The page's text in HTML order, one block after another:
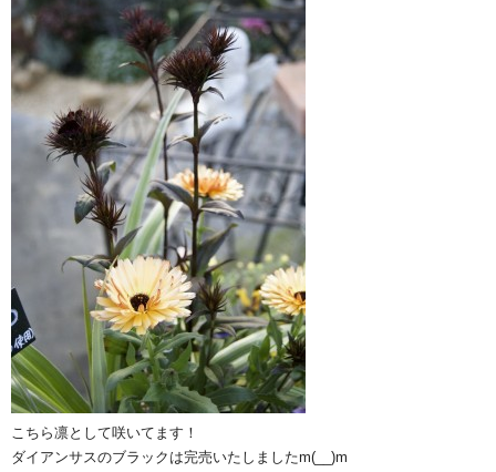
こちら凛として咲いてます！
ダイアンサスのブラックは完売いたしましたm(__)m